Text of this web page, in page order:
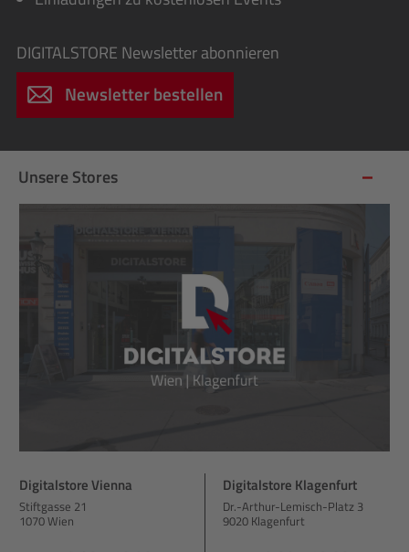
DIGITALSTORE Newsletter abonnieren
Newsletter bestellen
Unsere Stores
Digitalstore Vienna
Stiftgasse 21
1070 Wien
Digitalstore Klagenfurt
Dr.-Arthur-Lemisch-Platz 3
9020 Klagenfurt